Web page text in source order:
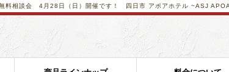
料相談会 4月28日（日）開催です！ 四日市 アポアホテル ~ASJ APOA